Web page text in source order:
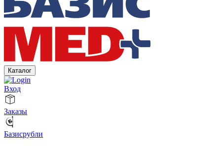
Каталог
Вход
Заказы
Базисрубли